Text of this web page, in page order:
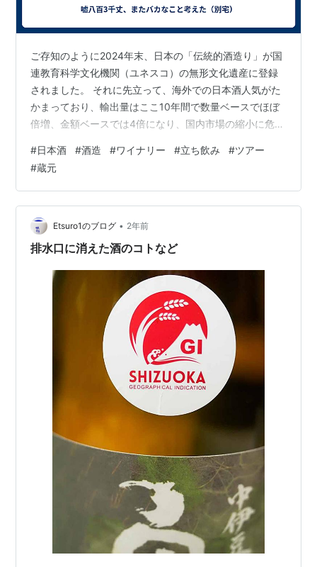
ご存知のように2024年末、日本の「伝統的酒造り」が国
連教育科学文化機関（ユネスコ）の無形文化遺産に登録
されました。 それに先立って、海外での日本酒人気がた
かまっており、輸出量はここ10年間で数量ベースでほぼ
倍増、金額ベースでは4倍になり、国内市場の縮小に危機
史や風土を反映する日本酒を広めることは地域文化の発
信にもつながり、訪日客にもアピールできるというわけ
で、多くの地域、蔵元で、ワイン型のボトルを採用した
り、英語表記してみたりの独自の努力をするとともに、
蔵元同士が手を携え地方公共団体の協力を得て、海外顧
客を招待したり、海外で品評会への出店や…
#日本酒 #酒造 #ワイナリー #立ち飲み #ツアー
#蔵元
Etsuro1のブログ • 2年前
排水口に消えた酒のコトなど